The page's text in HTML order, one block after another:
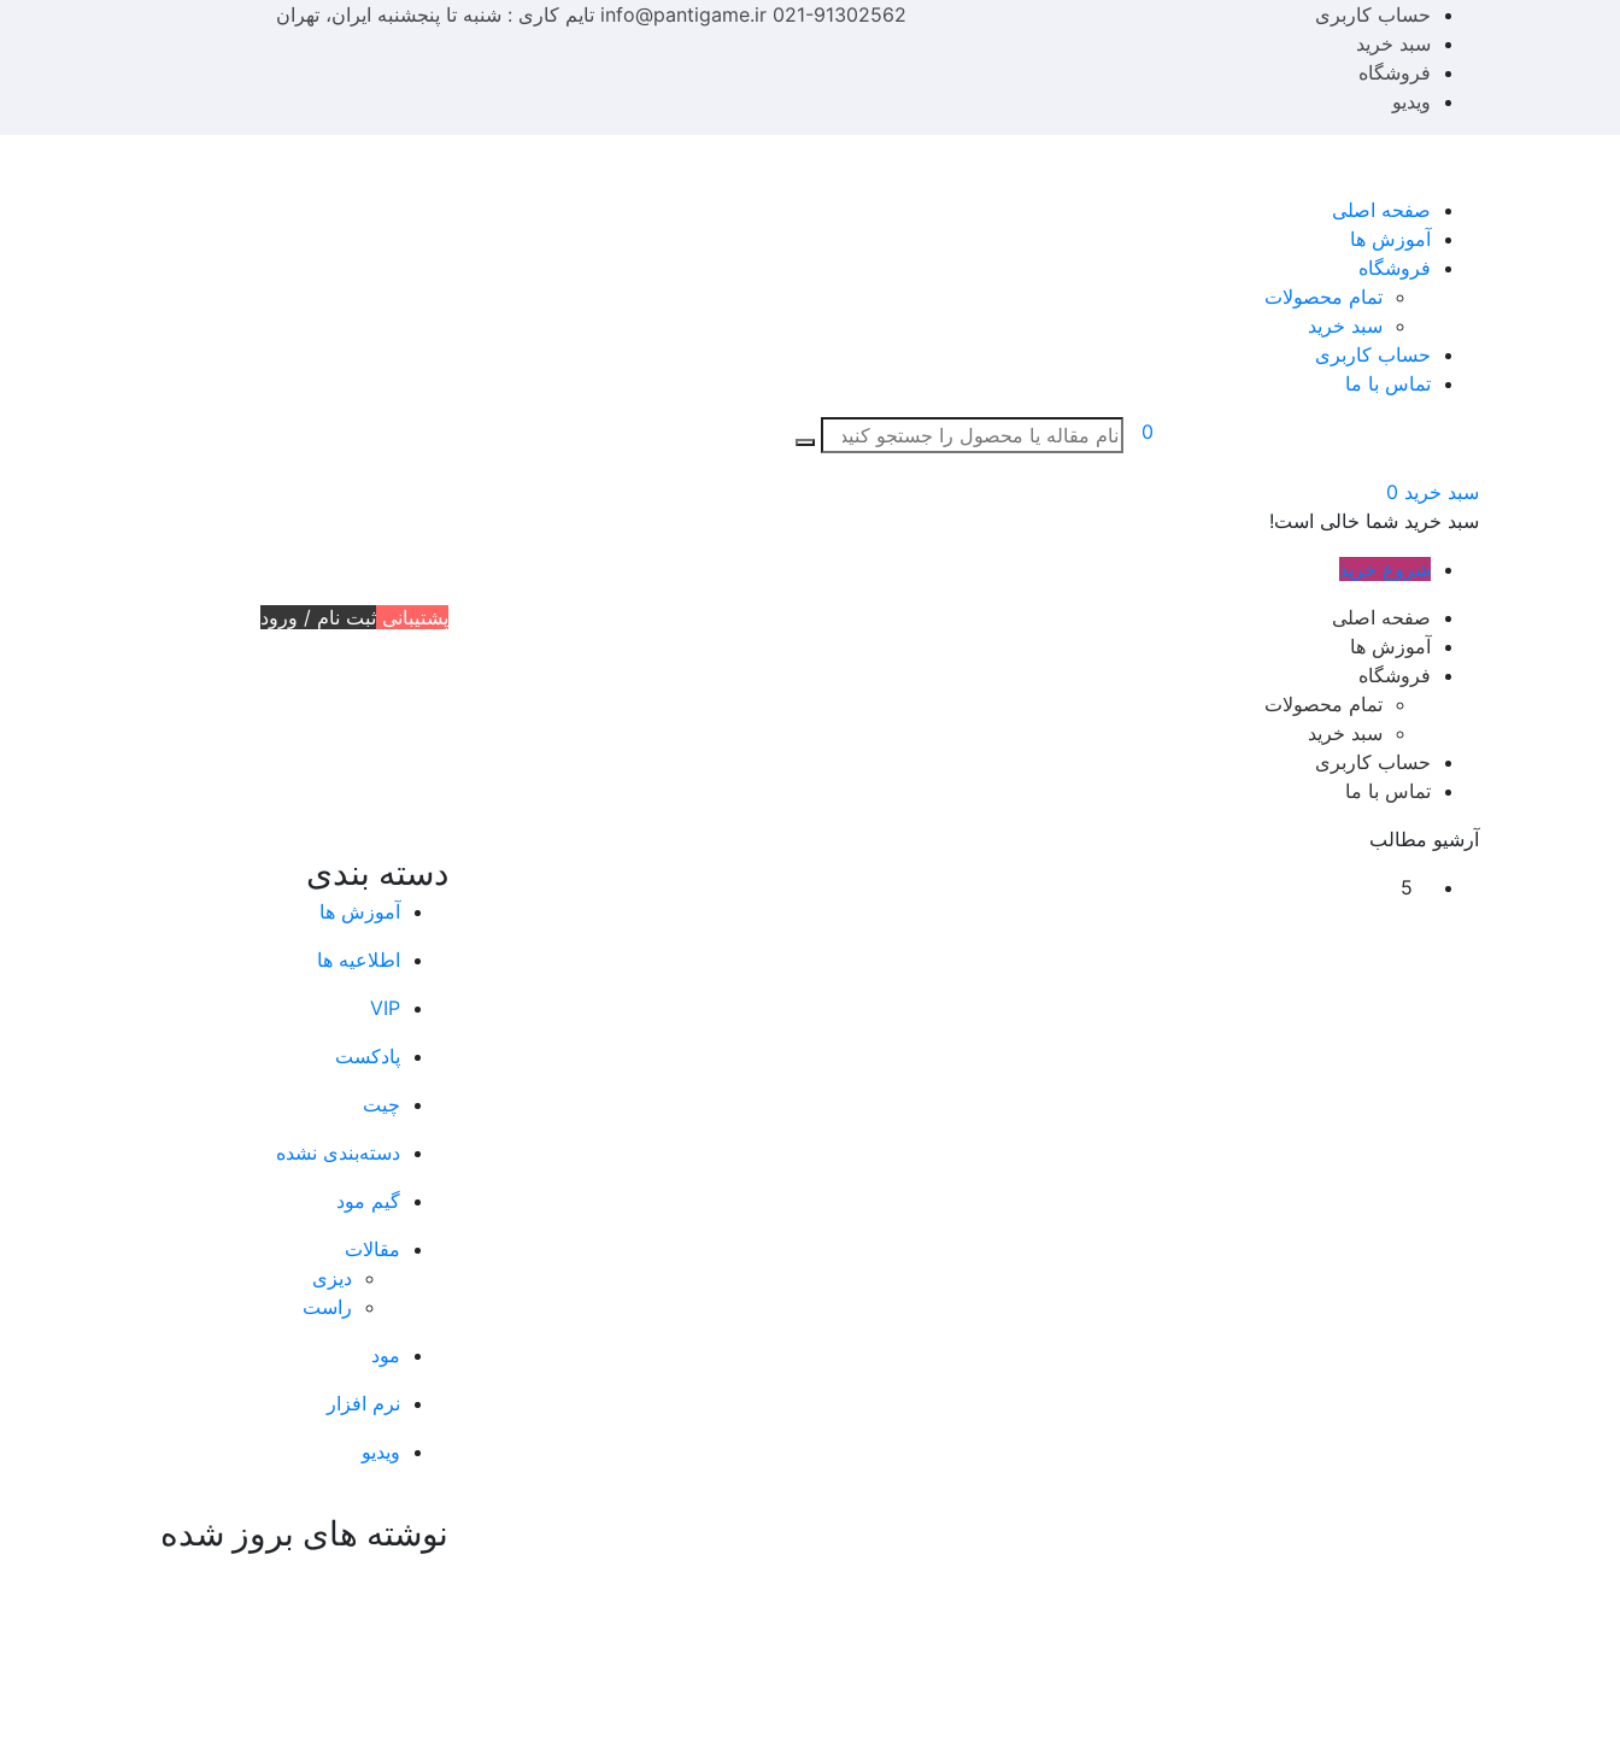
حساب کاربری
سبد خرید
فروشگاه
ویدیو
021-91302562
info@pantigame.ir تایم کاری : شنبه تا پنجشنبه ایران، تهران
صفحه اصلی
آموزش ها
فروشگاه
تمام محصولات
سبد خرید
حساب کاربری
تماس با ما
0
سبد خرید 0
سبد خرید شما خالی است!
شروع خرید
صفحه اصلی
آموزش ها
فروشگاه
تمام محصولات
سبد خرید
حساب کاربری
تماس با ما
پشتیبانی ثبت نام / ورود
آرشیو مطالب
5
دسته بندی
آموزش ها
اطلاعیه ها
VIP
پادکست
چیت
دسته‌بندی نشده
گیم مود
مقالات
دیزی
راست
مود
نرم افزار
ویدیو
نوشته های بروز شده